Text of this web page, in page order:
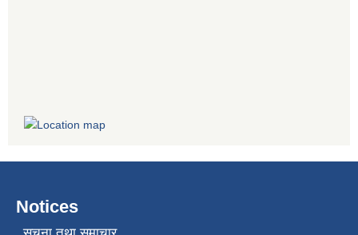
Notices